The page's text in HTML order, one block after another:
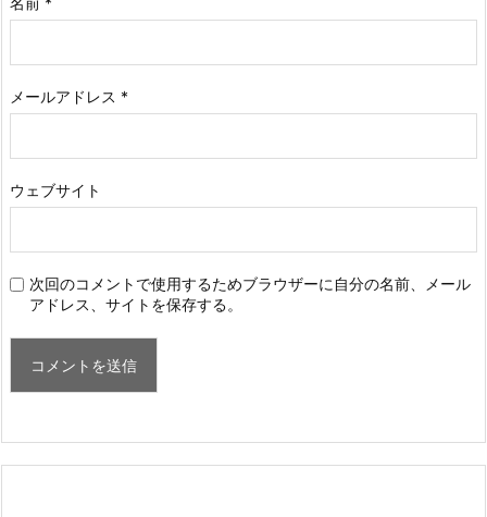
メールアドレス *
ウェブサイト
次回のコメントで使用するためブラウザーに自分の名前、メール
アドレス、サイトを保存する。